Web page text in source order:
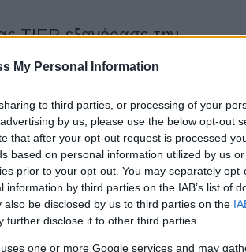
My Personal Information
to third parties, or processing of your
by us, please use the below opt-out
that after your opt-out request is processed
based on personal information utilized by us
prior to your opt-out. You may separately
by third parties on the IAB’s list of
be disclosed by us to third parties on the
further disclose it to other third parties.
one or more Google services and may
TIER εξαγόρασε την
ανακοίνωσε την εξαγορά της
nextbike. Με την εξαγορά, η TIER
της Nissan για την